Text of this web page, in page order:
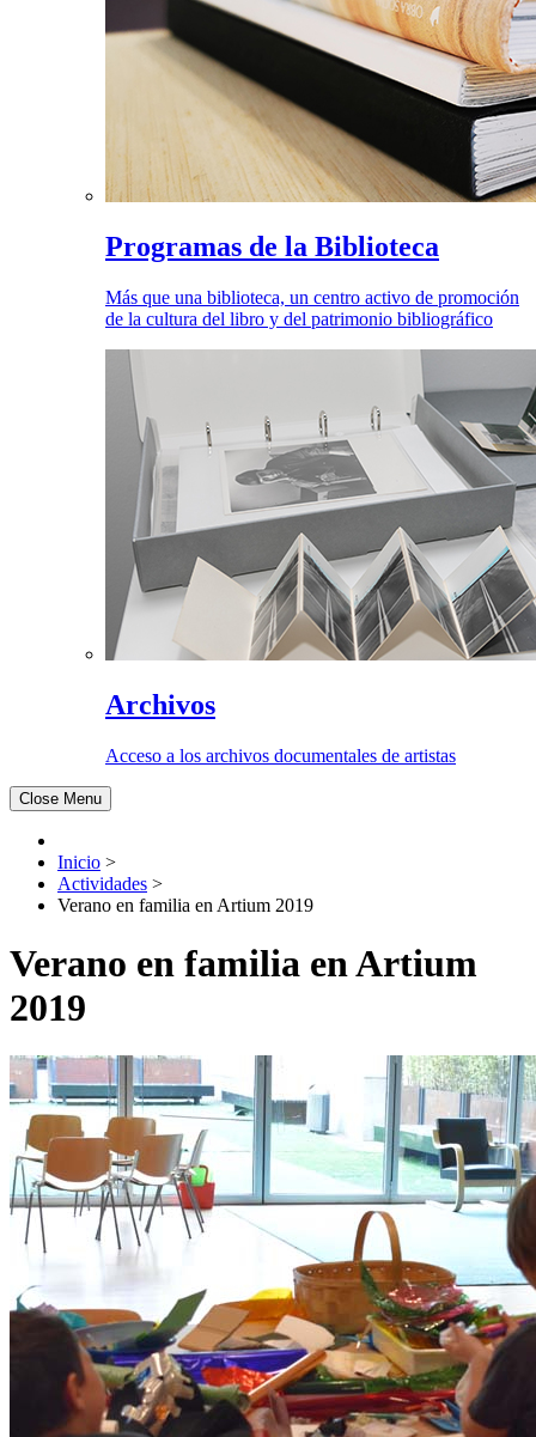
Programas de la Biblioteca
Más que una biblioteca, un centro activo de promoción
de la cultura del libro y del patrimonio bibliográfico
Archivos
Acceso a los archivos documentales de artistas
Close Menu
Inicio >
Actividades >
Verano en familia en Artium 2019
Verano en familia en Artium
2019